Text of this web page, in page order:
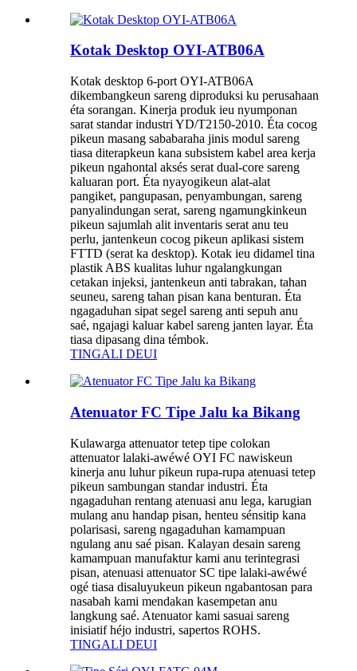
Kotak Desktop OYI-ATB06A
Kotak desktop 6-port OYI-ATB06A
dikembangkeun sareng diproduksi ku perusahaan
éta sorangan. Kinerja produk ieu nyumponan
sarat standar industri YD/T2150-2010. Éta cocog
pikeun masang sababaraha jinis modul sareng
tiasa diterapkeun kana subsistem kabel area kerja
pikeun ngahontal aksés serat dual-core sareng
kaluaran port. Éta nyayogikeun alat-alat
pangiket, pangupasan, penyambungan, sareng
panyalindungan serat, sareng ngamungkinkeun
pikeun sajumlah alit inventaris serat anu teu
perlu, jantenkeun cocog pikeun aplikasi sistem
FTTD (serat ka desktop). Kotak ieu didamel tina
plastik ABS kualitas luhur ngalangkungan
cetakan injeksi, jantenkeun anti tabrakan, tahan
seuneu, sareng tahan pisan kana benturan. Éta
ngagaduhan sipat segel sareng anti sepuh anu
saé, ngajagi kaluar kabel sareng janten layar. Éta
tiasa dipasang dina témbok.
TINGALI DEUI
Atenuator FC Tipe Jalu ka Bikang
Kulawarga attenuator tetep tipe colokan
attenuator lalaki-awéwé OYI FC nawiskeun
kinerja anu luhur pikeun rupa-rupa atenuasi tetep
pikeun sambungan standar industri. Éta
ngagaduhan rentang atenuasi anu lega, karugian
mulang anu handap pisan, henteu sénsitip kana
polarisasi, sareng ngagaduhan kamampuan
ngulang anu saé pisan. Kalayan desain sareng
kamampuan manufaktur kami anu terintegrasi
pisan, atenuasi attenuator SC tipe lalaki-awéwé
ogé tiasa disaluyukeun pikeun ngabantosan para
nasabah kami mendakan kasempetan anu
langkung saé. Atenuator kami sasuai sareng
inisiatif héjo industri, sapertos ROHS.
TINGALI DEUI